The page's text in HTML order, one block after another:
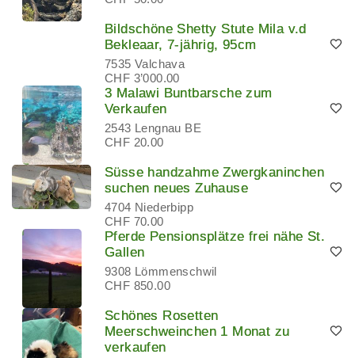
Bildschöne Shetty Stute Mila v.d
Bekleaar, 7-jährig, 95cm
7535 Valchava
CHF 3’000.00
3 Malawi Buntbarsche zum
Verkaufen
2543 Lengnau BE
CHF 20.00
Süsse handzahme Zwergkaninchen
suchen neues Zuhause
4704 Niederbipp
CHF 70.00
Pferde Pensionsplätze frei nähe St.
Gallen
9308 Lömmenschwil
CHF 850.00
Schönes Rosetten
Meerschweinchen 1 Monat zu
verkaufen